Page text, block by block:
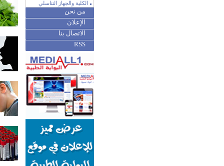
الكلية والجهاز التناسلي
من نحن
الإعلان
الاتصال بنا
RSS